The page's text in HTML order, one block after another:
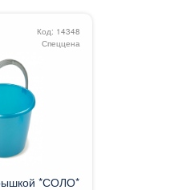
Код: 14348
Спеццена
*СОЛО*